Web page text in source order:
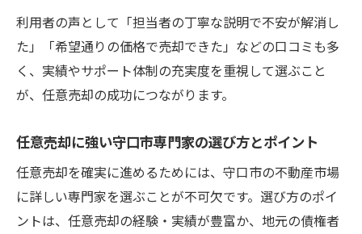
利用者の声として「担当者の丁寧な説明で不安が解消し
た」「希望通りの価格で売却できた」などの口コミも多
く、実績やサポート体制の充実度を重視して選ぶこと
が、任意売却の成功につながります。
任意売却に強い守口市専門家の選び方とポイント
任意売却を確実に進めるためには、守口市の不動産市場
に詳しい専門家を選ぶことが不可欠です。選び方のポイ
ントは、任意売却の経験・実績が豊富か、地元の債権者